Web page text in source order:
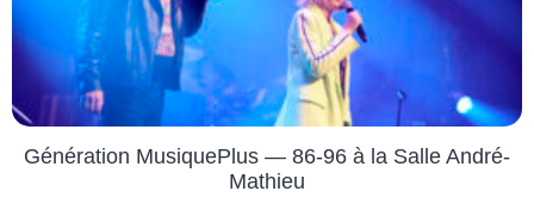
Génération MusiquePlus — 86-96 à la Salle André-
Mathieu